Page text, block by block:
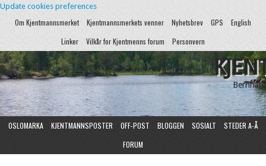
Update cookies preferences
Om Kjentmannsmerket Kjentmannsmerkets venner Nyhetsbrev GPS
English
Linker
Vilkår for Kjentmenns forum Personvern
OSLOMARKA KJENTMANNSPOSTER OFF-POST BLOGGEN SOSIALT
STEDER A-Å
FORUM